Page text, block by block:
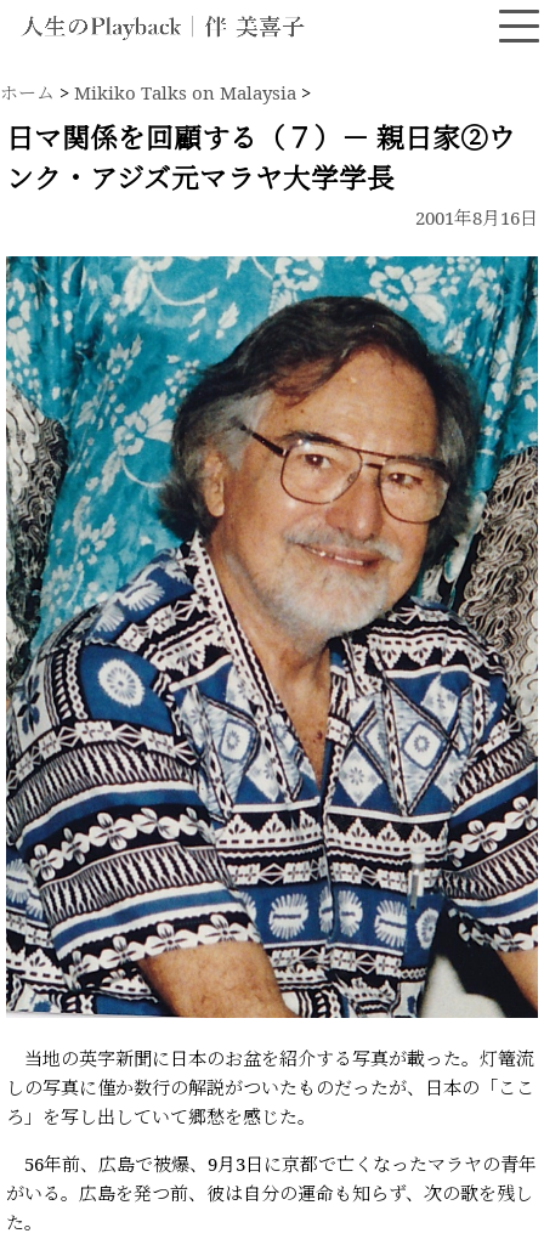
ホーム > Mikiko Talks on Malaysia >
日マ関係を回顧する（７）－ 親日家②ウ
ンク・アジズ元マラヤ大学学長
2001年8月16日
当地の英字新聞に日本のお盆を紹介する写真が載った。灯篭流
しの写真に僅か数行の解説がついたものだったが、日本の「ここ
ろ」を写し出していて郷愁を感じた。
56年前、広島で被爆、9月3日に京都で亡くなったマラヤの青年
がいる。広島を発つ前、彼は自分の運命も知らず、次の歌を残し
た。